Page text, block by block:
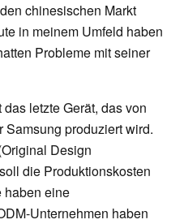
chinesischen Markt
in meinem Umfeld haben
Probleme mit seiner
letzte Gerät, das von
produziert wird.
Design
die Produktionskosten
haben eine
Unternehmen haben